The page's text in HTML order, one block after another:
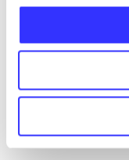
Alle registrerede